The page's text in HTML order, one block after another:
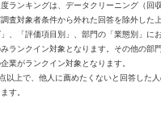
ランキングは、データクリーニング（回
査対象者条件から外れた回答を除外した
、「評価項目別」、部門の「業態別」に
ランクイン対象となります。その他の部
業がランクイン対象となります。
以上で、他人に薦めたくないと回答した
す。